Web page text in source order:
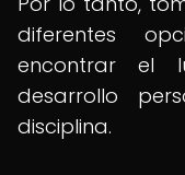
diferentes
encontrar el
desarrollo
disciplina.